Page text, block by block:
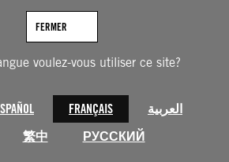
voulez-vous utiliser ce site?
FRANÇAIS
العربية
繁中 РУССКИЙ
FERMER